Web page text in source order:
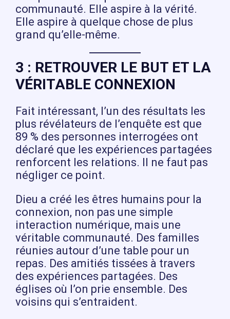
communauté. Elle aspire à la vérité.
Elle aspire à quelque chose de plus
grand qu’elle-même.
3 : RETROUVER LE BUT ET LA
VÉRITABLE CONNEXION
Fait intéressant, l’un des résultats les
plus révélateurs de l’enquête est que
89 % des personnes interrogées ont
déclaré que les expériences partagées
renforcent les relations. Il ne faut pas
négliger ce point.
Dieu a créé les êtres humains pour la
connexion, non pas une simple
interaction numérique, mais une
véritable communauté. Des familles
réunies autour d’une table pour un
repas. Des amitiés tissées à travers
des expériences partagées. Des
églises où l’on prie ensemble. Des
voisins qui s’entraident.